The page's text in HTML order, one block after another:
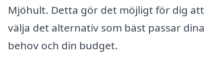
Mjöhult. Detta gör det möjligt för dig att
välja det alternativ som bäst passar dina
behov och din budget.